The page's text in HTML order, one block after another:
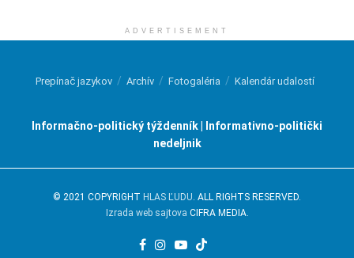
ADVERTISEMENT
Prepínač jazykov Archív Fotogaléria Kalendár udalostí
Informačno-politický týždenník | Informativno-politički
nedeljnik
© 2021 COPYRIGHT HLAS ĽUDU . ALL RIGHTS RESERVED.
Izrada web sajtova CIFRA MEDIA.